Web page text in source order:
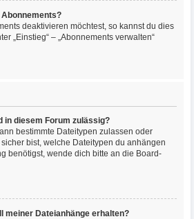
deaktivieren möchtest, so kannst du dies
„Einstieg“ – „Abonnements verwalten“
in diesem Forum zulässig?
bestimmte Dateitypen zulassen oder
bist, welche Dateitypen du anhängen
benötigst, wende dich bitte an die Board-
meiner Dateianhänge erhalten?